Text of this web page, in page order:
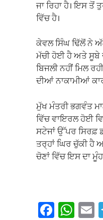
ਜਾ ਰਿਹਾ ਹੈ। ਇਸ ਤੋਂ
ਵਿੱਚ ਹੈ।
ਕੇਵਲ ਸਿੰਘ ਢਿੱਲੋਂ ਨੇ
ਮੱਚੀ ਹੋਈ ਹੈ ਅਤੇ ਸੂਬੇ
ਬਿਜਲੀ ਨਹੀਂ ਮਿਲ
ਦੀਆਂ ਨਾਕਾਮੀਆਂ
ਮੁੱਖ ਮੰਤਰੀ ਭਗਵੰਤ
ਵਿੱਚ ਵਾਇਰਲ ਹੋਈ
ਸਟੇਜਾਂ ਉੱਪਰ ਸਿਰਫ਼
ਤਰ੍ਹਾਂ ਘਿਰ ਚੁੱਕੀ ਹੈ
ਚੋਣਾਂ ਵਿੱਚ ਇਸ ਦਾ
F W